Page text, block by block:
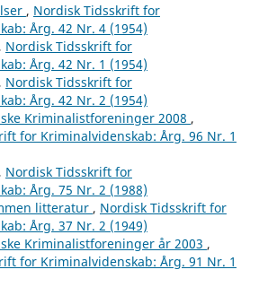
, Nordisk Tidsskrift for
Årg. 42 Nr. 4 (1954)
, Nordisk Tidsskrift for
Årg. 42 Nr. 1 (1954)
, Nordisk Tidsskrift for
Årg. 42 Nr. 2 (1954)
Kriminalistforeninger 2008 ,
for Kriminalvidenskab: Årg. 96 Nr. 1
, Nordisk Tidsskrift for
Årg. 75 Nr. 2 (1988)
litteratur , Nordisk Tidsskrift for
Årg. 37 Nr. 2 (1949)
Kriminalistforeninger år 2003 ,
for Kriminalvidenskab: Årg. 91 Nr. 1